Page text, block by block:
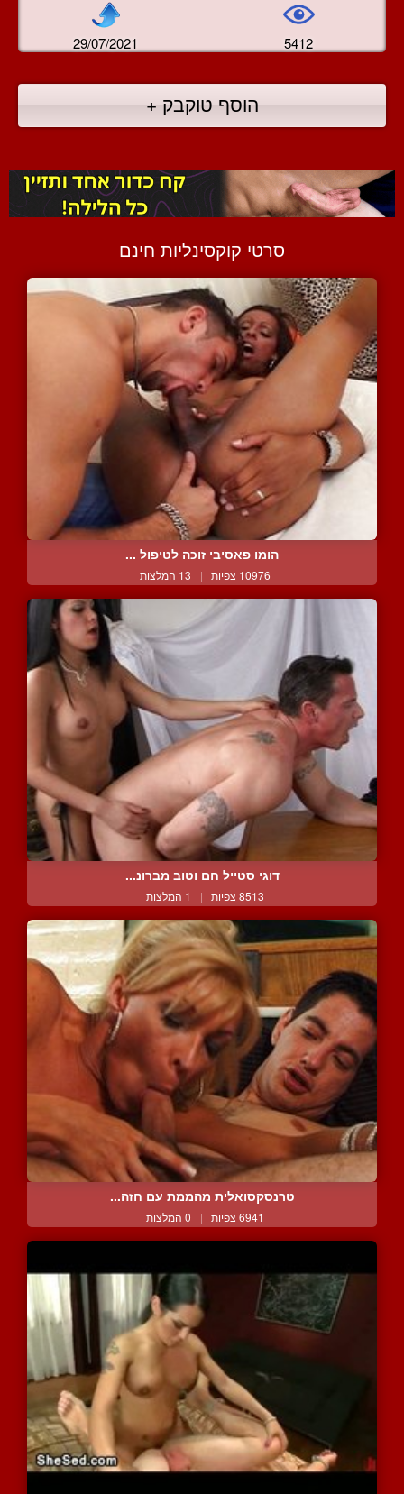
29/07/2021 5412
הוסף טוקבק +
סרטי קוקסינליות חינם
הומו פאסיבי זוכה לטיפול ...
10976 צפיות | 13 המלצות
דוגי סטייל חם וטוב מברונ...
8513 צפיות | 1 המלצות
טרנסקסואלית מהממת עם חזה...
6941 צפיות | 0 המלצות